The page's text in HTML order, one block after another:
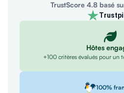
TrustScore 4.8 basé
Hôtes
+100 critères évalués pour un
100%